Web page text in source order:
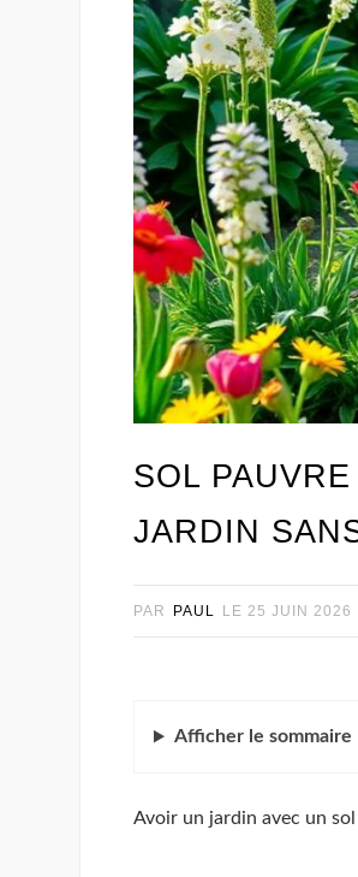
SOL
JARDIN
PAR PAUL LE 25 JUIN 2026
Afficher le sommaire
Avoir un jardin avec un